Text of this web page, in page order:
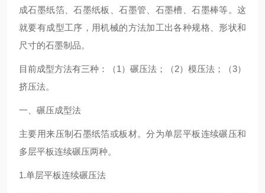
成石墨纸箔、石墨纸板、石墨管、石墨槽、石墨棒等。这
就要有成型工序，用机械的方法加工出各种规格、形状和
尺寸的石墨制品。
目前成型方法有三种：（1）碾压法；（2）模压法；（3）
挤压法。
一、碾压成型法
主要用来压制石墨纸箔或板材。分为单层平板连续碾压和
多层平板连续碾压两种。
1.单层平板连续碾压法